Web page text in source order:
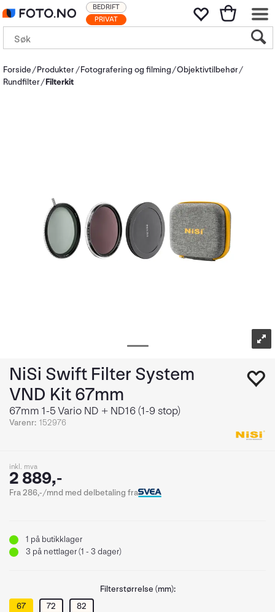
PRIVAT
BEDRIFT
Forside Produkter Fotografering og filming Objektivtilbehør
Rundfilter Filterkit
NiSi Swift Filter System
VND Kit 67mm
67mm 1-5 Vario ND + ND16 (1-9 stop)
Varenr: 152976
inkl. mva
2 889,-
Fra 286,-/mnd med delbetaling fra
1 på butikklager
3 på nettlager (1 - 3 dager)
Filterstørrelse (mm):
67
72 82